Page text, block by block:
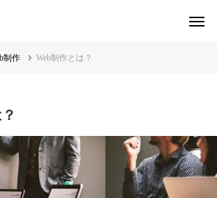
制作 Web制作とは？